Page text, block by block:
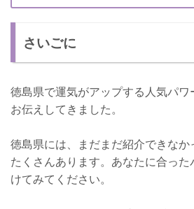
さいごに
徳島県で運気がアップする人気パ
お伝えしてきました。
徳島県には、まだまだ紹介できな
たくさんあります。あなたに合っ
けてみてください。